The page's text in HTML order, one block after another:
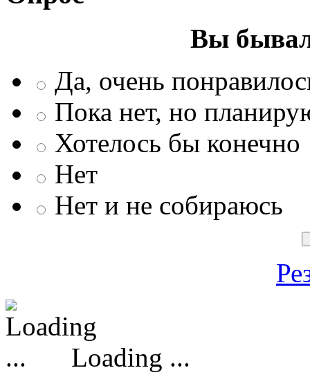
Вы
Да, очень
Пока нет, но
Хотелось бы конечно
Нет
Нет и не собираюсь
Loading ...